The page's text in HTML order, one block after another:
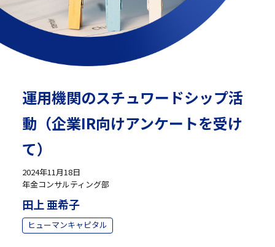
運用機関のスチュワードシップ活
動（企業IR向けアンケートを受け
て）
2024年11月18日
年金コンサルティング部
田上 亜希子
ヒューマンキャピタル